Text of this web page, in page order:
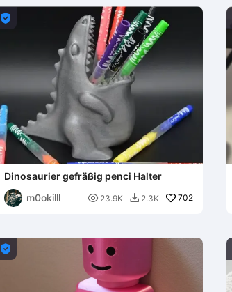

Dinosaurier gefräßig penci Halter
m0okilll
 23.9K  2.3K 702
